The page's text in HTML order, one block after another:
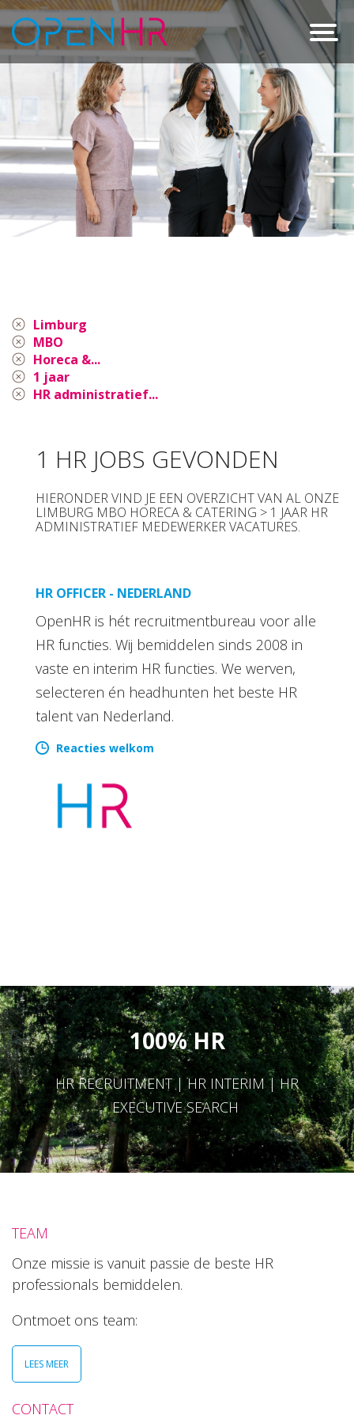
Limburg
MBO
Horeca &...
1 jaar
HR administratief...
1 HR JOBS GEVONDEN
HIERONDER VIND JE EEN OVERZICHT VAN AL ONZE
LIMBURG MBO HORECA & CATERING > 1 JAAR HR
ADMINISTRATIEF MEDEWERKER VACATURES.
HR OFFICER - NEDERLAND
OpenHR is hét recruitmentbureau voor alle
HR functies. Wij bemiddelen sinds 2008 in
vaste en interim HR functies. We werven,
selecteren én headhunten het beste HR
talent van Nederland.
Reacties welkom
100% HR
HR RECRUITMENT | HR INTERIM | HR
EXECUTIVE SEARCH
TEAM
Onze missie is vanuit passie de beste HR
professionals bemiddelen.
Ontmoet ons team:
LEES MEER
CONTACT